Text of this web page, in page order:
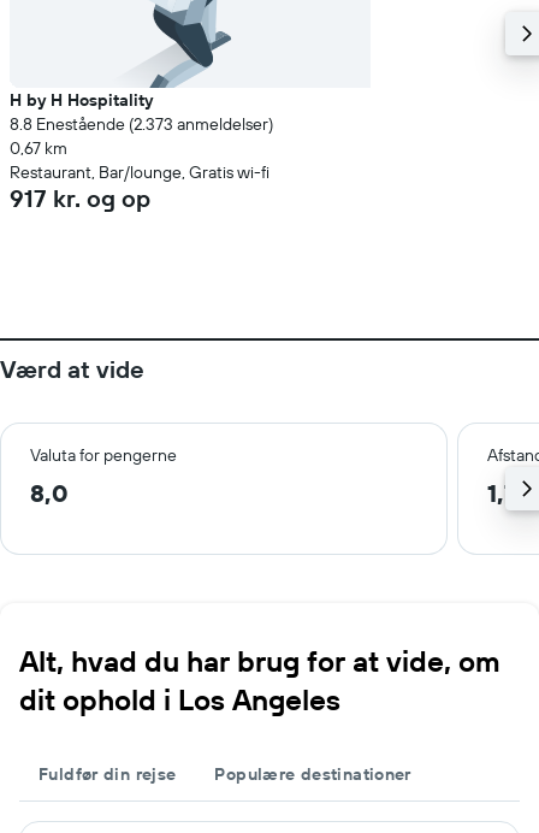
H by H Hospitality
8.8 Enestående (2.373 anmeldelser)
0,67 km
Restaurant, Bar/lounge, Gratis wi-fi
917 kr. og op
Værd at vide
Valuta for pengerne
8,0 1,7
Alt, hvad du har brug for at vide, om
dit ophold i Los Angeles
Fuldfør din rejse Populære destinationer